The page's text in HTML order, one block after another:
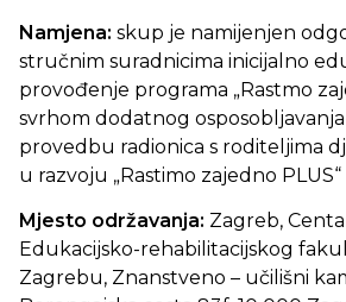
Namjena: skup je namijenjen
stručnim suradnicima inicijalno
provođenje programa „Rastmo
svrhom dodatnog
provedbu radionica s roditeljima
u razvoju „Rastimo zajedno PLUS“
Mjesto održavanja: Zagreb,
Edukacijsko-rehabilitacijskog
Zagrebu, Znanstveno – učilišni